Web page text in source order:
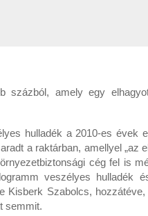
százból, amely egy
hulladék a 2010-es évek
a raktárban, amellyel „az
cég fel is
veszélyes hulladék
Kisberk Szabolcs,
semmit.